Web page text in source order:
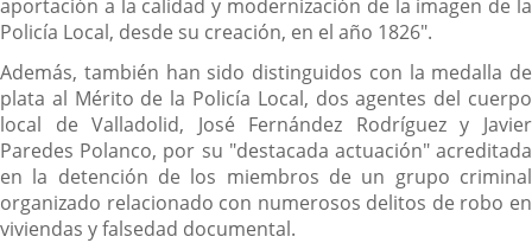
aportación a la calidad y modernización de la imagen de la
Policía Local, desde su creación, en el año 1826".
Además, también han sido distinguidos con la medalla de
plata al Mérito de la Policía Local, dos agentes del cuerpo
local de Valladolid, José Fernández Rodríguez y Javier
Paredes Polanco, por su "destacada actuación" acreditada
en la detención de los miembros de un grupo criminal
organizado relacionado con numerosos delitos de robo en
viviendas y falsedad documental.